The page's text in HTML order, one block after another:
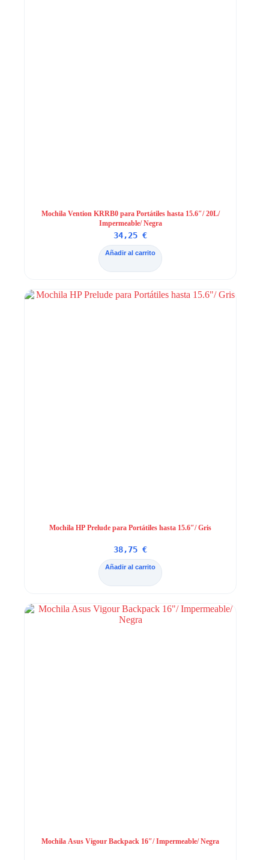
Mochila Vention KRRB0 para Portátiles hasta 15.6″/ 20L/
Impermeable/ Negra
34,25€
Añadir al carrito
Mochila HP Prelude para Portátiles hasta 15.6″/ Gris
38,75€
Añadir al carrito
Mochila Asus Vigour Backpack 16″/ Impermeable/ Negra